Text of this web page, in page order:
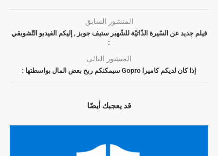
المنشور السابق
فيلم جديد عن السّيرة الذّاتيّة للشّهير ستيف جوبز , إليكم الفيديو التّشويقي
:
المنشور التالي
إذا كان لديكم كاميرا Gopro سيمكنكم ربح بعض المال بواسطتها :
قد يعجبك أيضًا